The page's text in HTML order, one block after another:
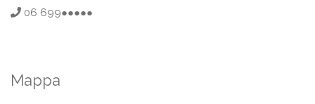
06 699●●●●●
Mappa